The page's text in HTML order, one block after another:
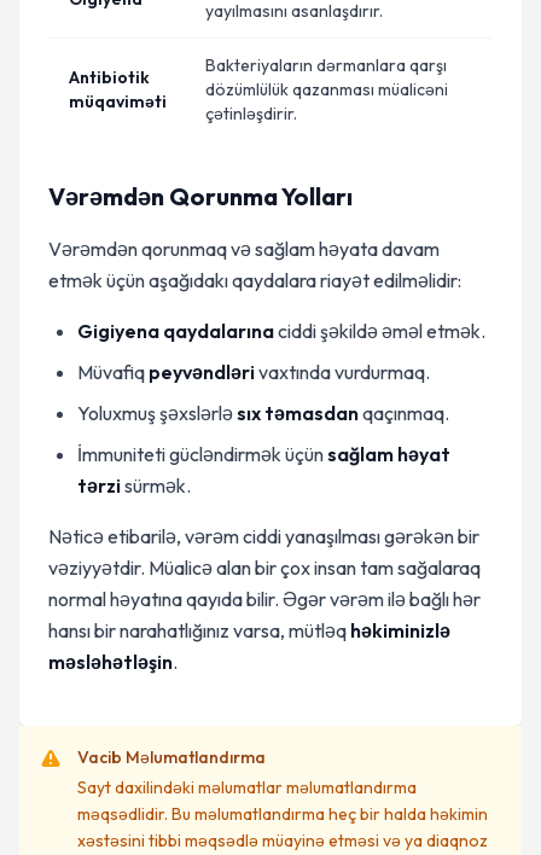
yayılmasını asanlaşdırır.
Antibiotik
müqaviməti
Bakteriyaların dərmanlara qarşı
dözümlülük qazanması müalicəni
çətinləşdirir.
Vərəmdən Qorunma Yolları
Vərəmdən qorunmaq və sağlam həyata davam
etmək üçün aşağıdakı qaydalara riayət edilməlidir:
Gigiyena qaydalarınaciddi şəkildə əməl etmək.
Müvafiq peyvəndlərivaxtında vurdurmaq.
Yoluxmuş şəxslərləsıx təmasdanqaçınmaq.
İmmuniteti gücləndirmək üçünsağlam həyat
tərzisürmək.
Nəticə etibarilə, vərəm ciddi yanaşılması gərəkən bir
vəziyyətdir. Müalicə alan bir çox insan tam sağalaraq
normal həyatına qayıda bilir. Əgər vərəm ilə bağlı hər
hansı bir narahatlığınız varsa, mütləq həkiminizlə
məsləhətləşin.
Vacib Məlumatlandırma
Sayt daxilindəki məlumatlar məlumatlandırma
məqsədlidir. Bu məlumatlandırma heç bir halda həkimin
xəstəsini tibbi məqsədlə müayinə etməsi və ya diaqnoz